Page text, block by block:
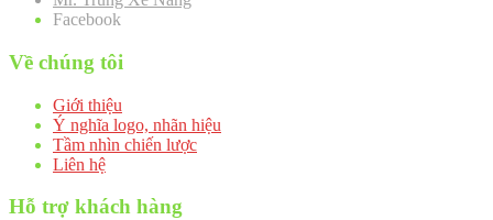
Facebook
Về chúng tôi
Giới thiệu
Ý nghĩa logo, nhãn hiệu
Tầm nhìn chiến lược
Liên hệ
Hỗ trợ khách hàng